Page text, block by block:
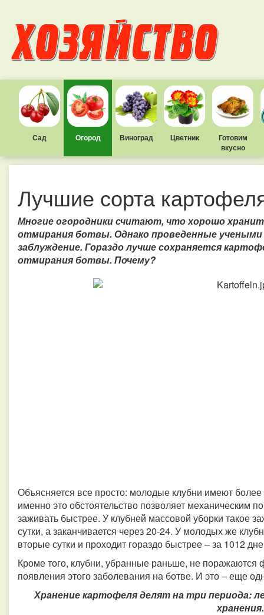
Сад Огород Виноград Цветник
Готовим
вкусно
Лучшие сорта
Многие огородники считают, что хорошо
отмирания ботвы. Однако проведенные
заблуждение. Гораздо лучше сохраняется
отмирания ботвы. Почему?
Объясняется все просто: молодые клубни имеют
именно это обстоятельство позволяет механическим
заживать быстрее. У клубней массовой уборки такое
сутки, а заканчивается через 20-24. У молодых же
вторые сутки и проходит гораздо быстрее – за 1012
Кроме того, клубни, убранные раньше, не
появления этого заболевания на ботве. И это – еще
Хранение картофеля делят на три периода:
хранения.